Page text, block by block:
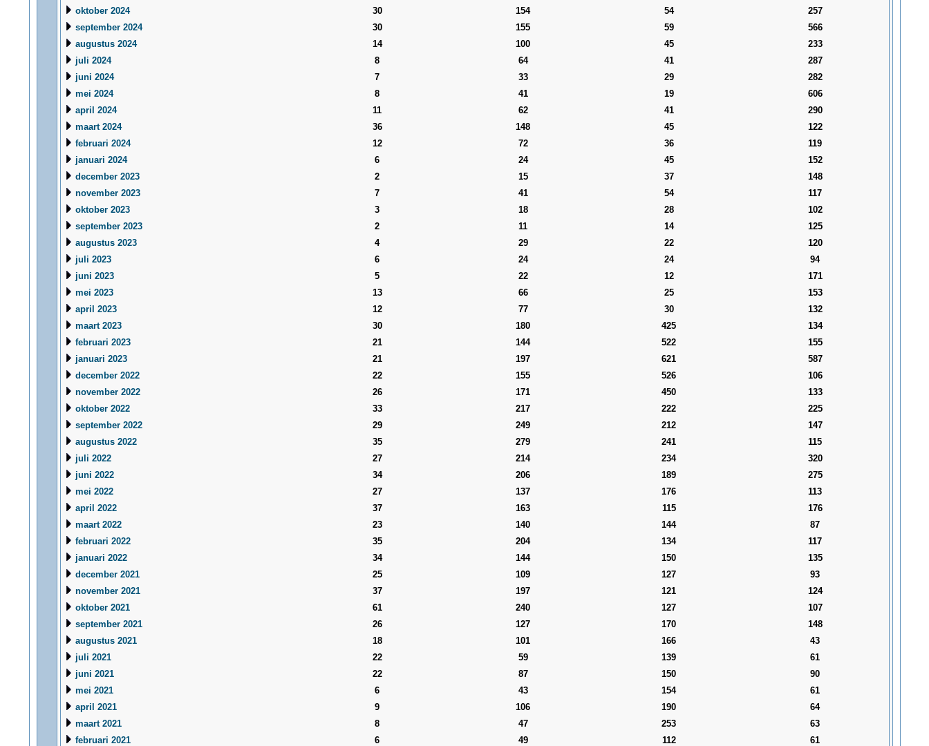
oktober 2024
30 154 54
257
september 2024
30 155 59
566
augustus 2024
14 100 45
233
juli 2024
8 64 41
287
juni 2024
7 33 29
282
mei 2024
8 41 19
606
april 2024
11 62 41
290
maart 2024
36 148 45
122
februari 2024
12 72 36
119
januari 2024
6 24 45
152
december 2023
2 15 37
148
november 2023
7 41 54
117
oktober 2023
3 18 28
102
september 2023
2 11 14
125
augustus 2023
4 29 22
120
juli 2023
6 24 24
94
juni 2023
5 22 12
171
mei 2023
13 66 25
153
april 2023
12 77 30
132
maart 2023
30 180 425
134
februari 2023
21 144 522
155
januari 2023
21 197 621
587
december 2022
22 155 526
106
november 2022
26 171 450
133
oktober 2022
33 217 222
225
september 2022
29 249 212
147
augustus 2022
35 279 241
115
juli 2022
27 214 234
320
juni 2022
34 206 189
275
mei 2022
27 137 176
113
april 2022
37 163 115
176
maart 2022
23 140 144
87
februari 2022
35 204 134
117
januari 2022
34 144 150
135
december 2021
25 109 127
93
november 2021
37 197 121
124
oktober 2021
61 240 127
107
september 2021
26 127 170
148
augustus 2021
18 101 166
43
juli 2021
22 59 139
61
juni 2021
22 87 150
90
mei 2021
6 43 154
61
april 2021
9 106 190
64
maart 2021
8 47 253
63
februari 2021
6 49 112
61